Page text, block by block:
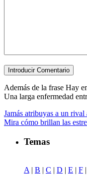
Además de la frase Hay
Una larga enfermedad
Jamás atribuyas a un rival
Mira cómo brillan las
Temas
A | B | C | D | E | F |